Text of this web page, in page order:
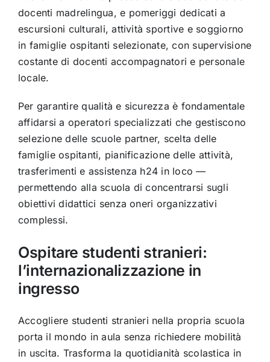
docenti madrelingua, e pomeriggi dedicati a
escursioni culturali, attività sportive e soggiorno
in famiglie ospitanti selezionate, con supervisione
costante di docenti accompagnatori e personale
locale.
Per garantire qualità e sicurezza è fondamentale
affidarsi a operatori specializzati che gestiscono
selezione delle scuole partner, scelta delle
famiglie ospitanti, pianificazione delle attività,
trasferimenti e assistenza h24 in loco —
permettendo alla scuola di concentrarsi sugli
obiettivi didattici senza oneri organizzativi
complessi.
Ospitare studenti stranieri:
l’internazionalizzazione in
ingresso
Accogliere studenti stranieri nella propria scuola
porta il mondo in aula senza richiedere mobilità
in uscita. Trasforma la quotidianità scolastica in